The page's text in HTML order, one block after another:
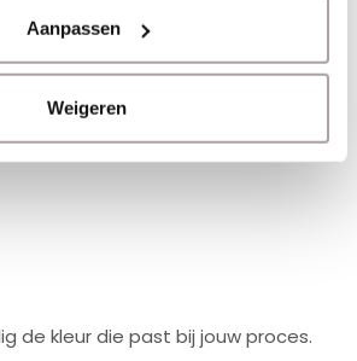
Aanpassen
Weigeren
in je magazijn of
4XL compatible labels zijn
kleuren, zoals:
de kleur die past bij jouw proces.